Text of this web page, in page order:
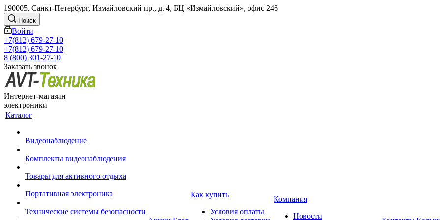
190005, Санкт-Петербург, Измайловский пр., д. 4, БЦ «Измайловский», офис 246
Поиск
Войти
+7(812) 679-27-10
+7(812) 679-27-10
8 (800) 301-27-10
Заказать звонок
Интернет-магазин
электроники
Каталог
Видеонаблюдение
Комплекты видеонаблюдения
Товары для активного отдыха
Портативная электроника
Технические системы безопасности
Как купить
Условия оплаты
Компания
Новости